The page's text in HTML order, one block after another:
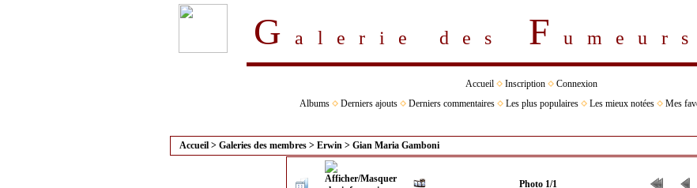
Galerie des F
Accueil Inscription
Connexion
Albums
Derniers ajouts Derniers commentaires Les plus populaires Les mieux notées Mes
Accueil > Galeries des membres > Erwin > Gian Maria Gamboni
Photo 1/1